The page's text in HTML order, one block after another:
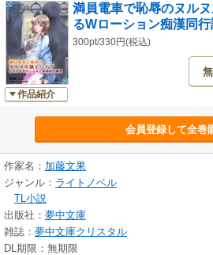
作品紹介
満員電車で恥辱のヌル
るWローション痴漢同行
300pt/330円(税込)
会員登録して全巻
作家名： 加藤文果
ジャンル： ライトノベル
TL小説
出版社： 夢中文庫
雑誌： 夢中文庫クリスタル
DL期限：無期限